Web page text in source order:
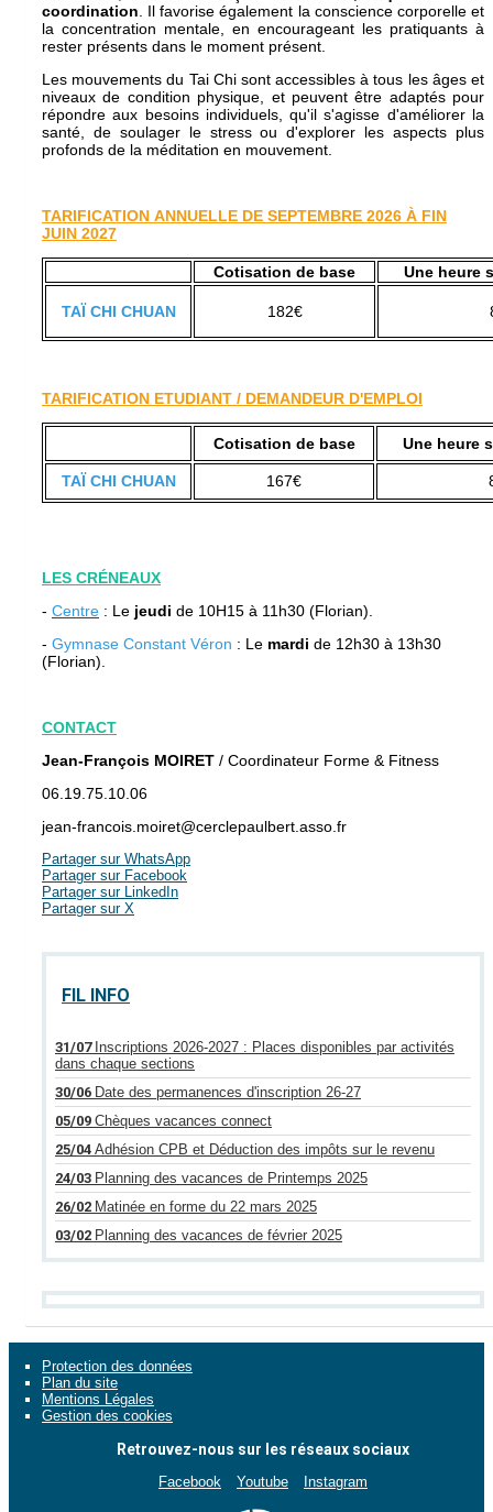
coordination. Il favorise également la conscience corporelle et
la concentration mentale, en encourageant les pratiquants à
rester présents dans le moment présent.
Les mouvements du Tai Chi sont accessibles à tous les âges et
niveaux de condition physique, et peuvent être adaptés pour
répondre aux besoins individuels, qu'il s'agisse d'améliorer la
santé, de soulager le stress ou d'explorer les aspects plus
profonds de la méditation en mouvement.
TARIFICATION ANNUELLE DE SEPTEMBRE 2026 À FIN
JUIN 2027
Cotisation de base Une heure
TAÏ CHI CHUAN 182€
TARIFICATION ETUDIANT / DEMANDEUR D'EMPLOI
Cotisation de base Une heure
TAÏ CHI CHUAN 167€
LES CRÉNEAUX
- Centre : Le jeudi de 10H15 à 11h30 (Florian).
- Gymnase Constant Véron : Le mardi de 12h30 à 13h30
(Florian).
CONTACT
Jean-François MOIRET / Coordinateur Forme & Fitness
06.19.75.10.06
jean-francois.moiret@cerclepaulbert.asso.fr
Partager sur WhatsApp
Partager sur Facebook
Partager sur LinkedIn
Partager sur X
FIL INFO
31/07 Inscriptions 2026-2027 : Places disponibles par activités
dans chaque sections
30/06 Date des permanences d'inscription 26-27
05/09 Chèques vacances connect
25/04 Adhésion CPB et Déduction des impôts sur le revenu
24/03 Planning des vacances de Printemps 2025
26/02 Matinée en forme du 22 mars 2025
03/02 Planning des vacances de février 2025
Protection des données
Plan du site
Mentions Légales
Gestion des cookies
Retrouvez-nous sur les réseaux sociaux
Facebook Youtube Instagram